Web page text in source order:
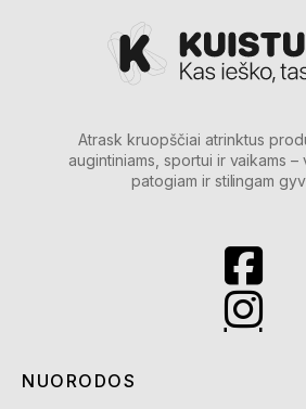
Atrask kruopščiai atrinktus
augintiniams, sportui ir vaikams
patogiam ir stilingam
NUORODOS